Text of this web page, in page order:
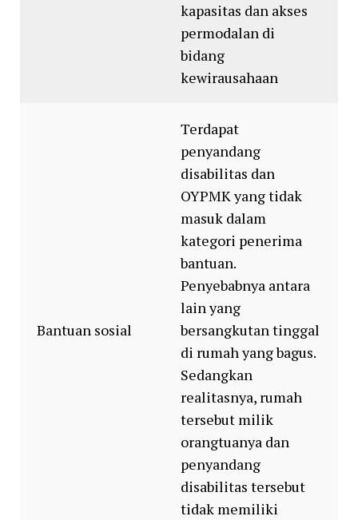
kapasitas dan akses
permodalan di
bidang
kewirausahaan
Bantuan sosial
Terdapat
penyandang
disabilitas dan
OYPMK yang tidak
masuk dalam
kategori penerima
bantuan.
Penyebabnya antara
lain yang
bersangkutan tinggal
di rumah yang bagus.
Sedangkan
realitasnya, rumah
tersebut milik
orangtuanya dan
penyandang
disabilitas tersebut
tidak memiliki